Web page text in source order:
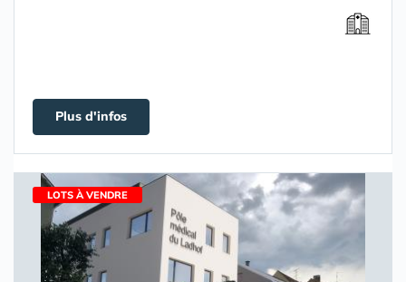
Plus d'infos
LOTS À VENDRE